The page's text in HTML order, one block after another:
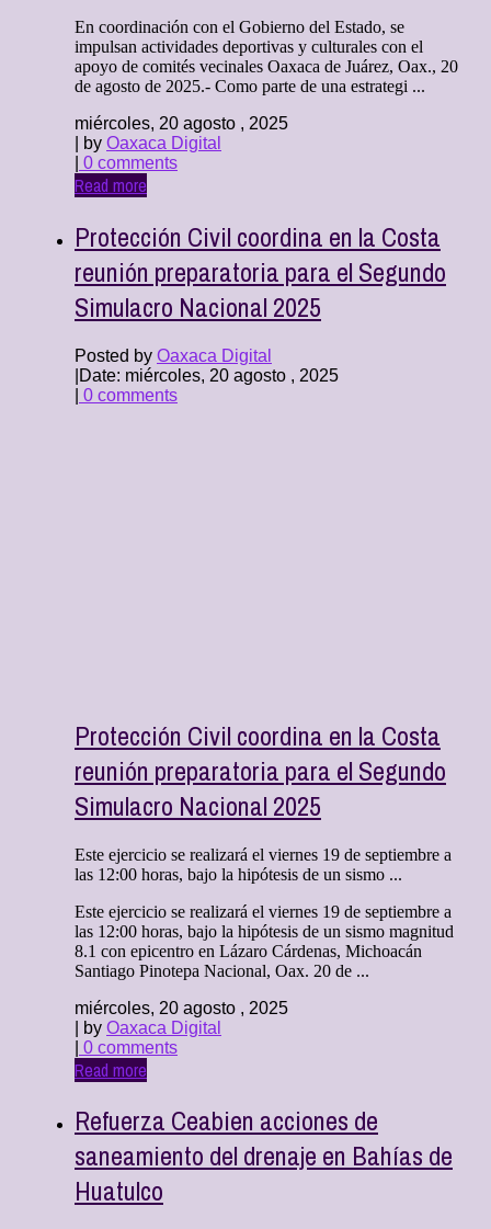
En coordinación con el Gobierno del Estado, se
impulsan actividades deportivas y culturales con el
apoyo de comités vecinales Oaxaca de Juárez, Oax., 20
de agosto de 2025.- Como parte de una estrategi ...
miércoles, 20 agosto , 2025
| by Oaxaca Digital
0 comments
Read more
Protección Civil coordina en la Costa
reunión preparatoria para el Segundo
Simulacro Nacional 2025
Posted by Oaxaca Digital
Date: miércoles, 20 agosto , 2025
0 comments
Protección Civil coordina en la Costa
reunión preparatoria para el Segundo
Simulacro Nacional 2025
Este ejercicio se realizará el viernes 19 de septiembre a
las 12:00 horas, bajo la hipótesis de un sismo ...
Este ejercicio se realizará el viernes 19 de septiembre a
las 12:00 horas, bajo la hipótesis de un sismo magnitud
8.1 con epicentro en Lázaro Cárdenas, Michoacán
Santiago Pinotepa Nacional, Oax. 20 de ...
miércoles, 20 agosto , 2025
| by Oaxaca Digital
0 comments
Read more
Refuerza Ceabien acciones de
saneamiento del drenaje en Bahías de
Huatulco